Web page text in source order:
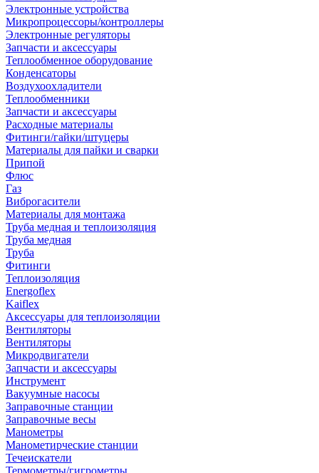
Электронные устройства
Микропроцессоры/контроллеры
Электронные регуляторы
Запчасти и аксессуары
Теплообменное оборудование
Конденсаторы
Воздухоохладители
Теплообменники
Запчасти и аксессуары
Расходные материалы
Фитинги/гайки/штуцеры
Материалы для пайки и сварки
Припой
Флюс
Газ
Виброгасители
Материалы для монтажа
Труба медная и теплоизоляция
Труба медная
Труба
Фитинги
Теплоизоляция
Energoflex
Kaiflex
Аксессуары для теплоизоляции
Вентиляторы
Вентиляторы
Микродвигатели
Запчасти и аксессуары
Инструмент
Вакуумные насосы
Заправочные станции
Заправочные весы
Манометры
Манометирческие станции
Течеискатели
Термометры/гигрометры